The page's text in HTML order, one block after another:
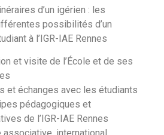
d’un igérien : les
possibilités d’un
à l’IGR-IAE Rennes
et visite de l’École et de ses
et échanges avec les étudiants
pédagogiques et
de l’IGR-IAE Rennes